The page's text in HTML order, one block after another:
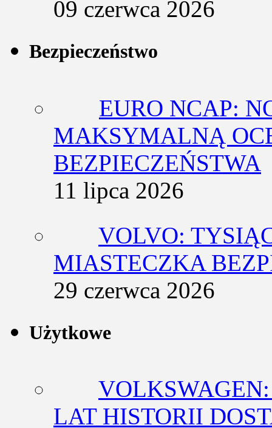
09 czerwca 2026
Bezpieczeństwo
EURO NCAP:
MAKSYMALNĄ
BEZPIECZEŃSTWA
11 lipca 2026
VOLVO:
MIASTECZKA
29 czerwca 2026
Użytkowe
LAT HISTORII